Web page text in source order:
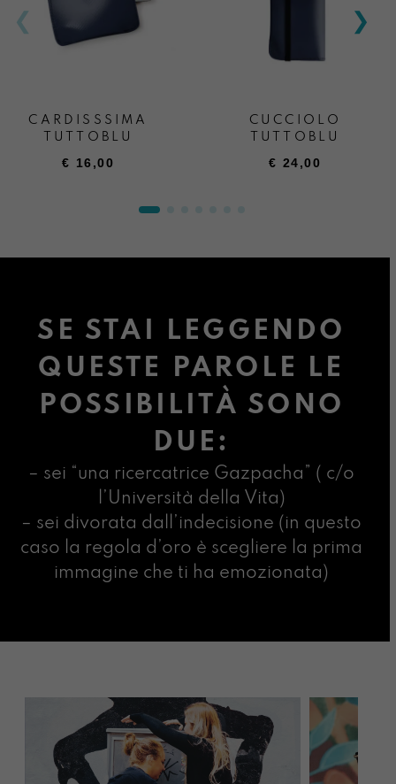
CARDISSSIMA
TUTTOBLU
€ 16,00
CUCCIOLO
TUTTOBLU
€ 24,00
SE STAI LEGGENDO
QUESTE PAROLE LE
POSSIBILITÀ SONO
DUE:
– sei “una ricercatrice Gazpacha” ( c/o
l’Università della Vita)
– sei divorata dall’indecisione (in questo
caso la regola d’oro è scegliere la prima
immagine che ti ha emozionata)